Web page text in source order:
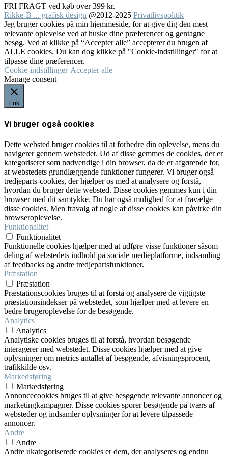
FRI FRAGT ved køb over 399 kr.
Rikke-B ... grafisk design @2012-2025 Privatlivspolitik
Jeg bruger cookies på min hjemmeside, for at give dig den mest
relevante oplevelse ved at huske dine præferencer og gentagne
besøg. Ved at klikke på “Accepter alle” accepterer du brugen af
ALLE cookies. Du kan dog klikke på "Cookie-indstillinger" for at
tilpasse dine præferencer.
Cookie-indstillinger Accepter alle
Manage consent
Luk
Vi bruger også cookies
Dette websted bruger cookies til at forbedre din oplevelse, mens du
navigerer gennem webstedet. Ud af disse gemmes de cookies, der er
kategoriseret som nødvendige i din browser, da de er afgørende for,
at webstedets grundlæggende funktioner fungerer. Vi bruger også
tredjeparts-cookies, der hjælper os med at analysere og forstå,
hvordan du bruger dette websted. Disse cookies gemmes kun i din
browser med dit samtykke. Du har også mulighed for at fravælge
disse cookies. Men fravalg af nogle af disse cookies kan påvirke din
browseroplevelse.
Funktionalitet
Funktionalitet
Funktionelle cookies hjælper med at udføre visse funktioner såsom
deling af webstedets indhold på sociale medieplatforme, indsamling
af feedbacks og andre tredjepartsfunktioner.
Præstation
Præstation
Præstationscookies bruges til at forstå og analysere de vigtigste
præstationsindekser på webstedet, som hjælper med at levere en
bedre brugeroplevelse for de besøgende.
Analytics
Analytics
Analytiske cookies bruges til at forstå, hvordan besøgende
interagerer med webstedet. Disse cookies hjælper med at give
oplysninger om metrics antallet af besøgende, afvisningsprocent,
trafikkilde osv.
Markedsføring
Markedsføring
Annoncecookies bruges til at give besøgende relevante annoncer og
marketingkampagner. Disse cookies sporer besøgende på tværs af
websteder og indsamler oplysninger for at levere tilpassede
annoncer.
Andre
Andre
Andre ukategoriserede cookies er dem, der analyseres og endnu